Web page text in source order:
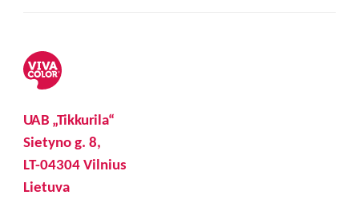
UAB „Tikkurila“
Sietyno g. 8,
LT-04304 Vilnius
Lietuva